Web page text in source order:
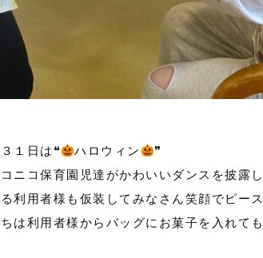
１日は❝ ハロウィン
❞
ニコ保育園児達がかわいいダンスを披露
利用者様も仮装してみなさん笑顔でピース
は利用者様からバッグにお菓子を入れて